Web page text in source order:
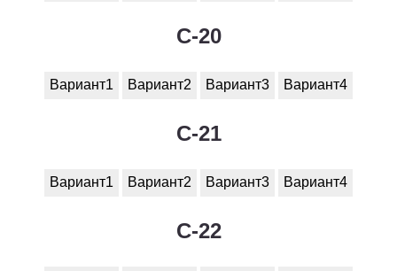
C-20
Вариант1 Вариант2 Вариант3 Вариант4
C-21
Вариант1 Вариант2 Вариант3 Вариант4
C-22